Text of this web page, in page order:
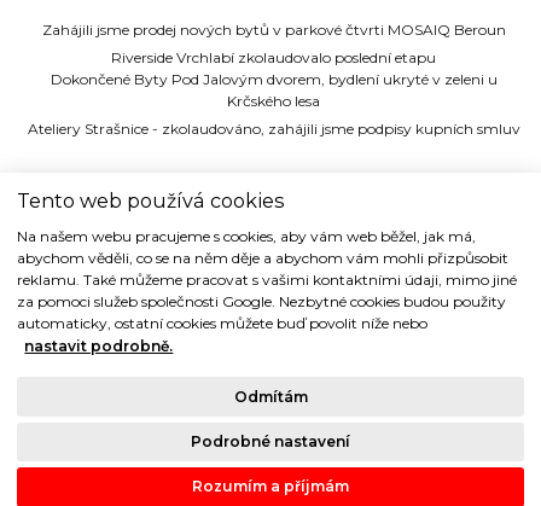
Zahájili jsme prodej nových bytů v parkové čtvrti MOSAIQ Beroun
Riverside Vrchlabí zkolaudovalo poslední etapu
Dokončené Byty Pod Jalovým dvorem, bydlení ukryté v zeleni u
Krčského lesa
Ateliery Strašnice - zkolaudováno, zahájili jsme podpisy kupních smluv
TIDE REALITY s.r.o.
Dřevná 2, 128 00 Praha 2
Tel: (+420) 224 914 914
e-mail:info@tide.cz
Copyright © 1993-2018 TIDE REALITY s.r.o.. Všechna práva vyhrazena.
Tento web používá cookies
Na našem webu pracujeme s cookies, aby vám web běžel, jak má,
abychom věděli, co se na něm děje a abychom vám mohli přizpůsobit
reklamu. Také můžeme pracovat s vašimi kontaktními údaji, mimo jiné
za pomoci služeb společnosti Google. Nezbytné cookies budou použity
automaticky, ostatní cookies můžete buď povolit níže nebo
nastavit podrobně.
Odmítám
Podrobné nastavení
Rozumím a příjmám